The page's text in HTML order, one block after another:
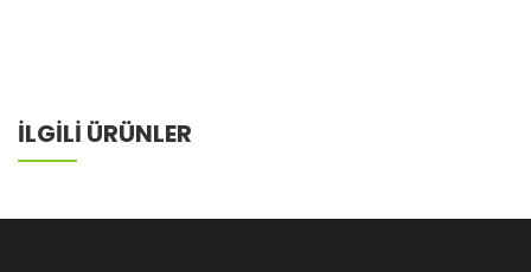
İLGİLİ ÜRÜNLER